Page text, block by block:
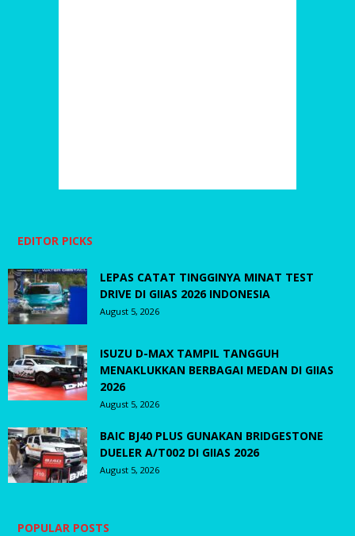
EDITOR PICKS
LEPAS CATAT TINGGINYA MINAT TEST
DRIVE DI GIIAS 2026 INDONESIA
August 5, 2026
ISUZU D-MAX TAMPIL TANGGUH
MENAKLUKKAN BERBAGAI MEDAN DI GIIAS
2026
August 5, 2026
BAIC BJ40 PLUS GUNAKAN BRIDGESTONE
DUELER A/T002 DI GIIAS 2026
August 5, 2026
POPULAR POSTS